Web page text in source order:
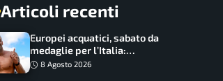
Articoli recenti
Europei acquatici, sabato da
medaglie per l’Italia:
Paltrinieri guida la staffetta,
8 Agosto 2026